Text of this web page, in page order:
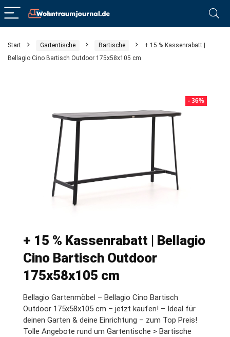
Start Gartentische Bartische
+ 15 % Kassenrabatt |
Bellagio Cino Bartisch Outdoor 175x58x105 cm
- 36%
+ 15 % Kassenrabatt | Bellagio
Cino Bartisch Outdoor
175x58x105 cm
Bellagio Gartenmöbel – Bellagio Cino Bartisch
Outdoor 175x58x105 cm – jetzt kaufen! – Ideal für
deinen Garten & deine Einrichtung – zum Top Preis!
Tolle Angebote rund um Gartentische > Bartische